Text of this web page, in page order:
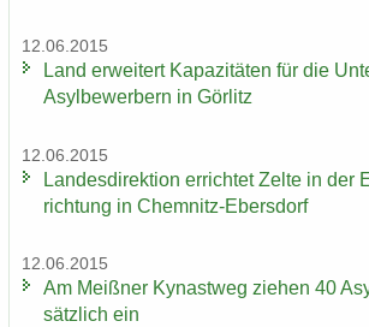
12.06.2015
Land er­wei­tert Ka­pa­zi­tä­ten für die
Asyl­be­wer­bern in Gör­litz
12.06.2015
Lan­des­di­rek­ti­on er­rich­tet Zelte in der
rich­tung in Chemnitz-​Ebersdorf
12.06.2015
Am Meiß­ner Ky­nast­weg zie­hen 40
sätz­lich ein